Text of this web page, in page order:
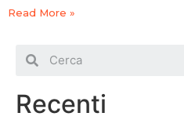
Read More »
Recenti